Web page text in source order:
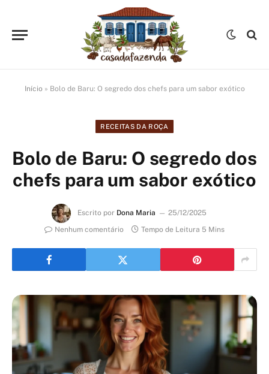
Início » Bolo de Baru: O segredo dos chefs para um sabor exótico
RECEITAS DA ROÇA
Bolo de Baru: O segredo dos
chefs para um sabor exótico
Escrito por Dona Maria
25/12/2025
Nenhum comentário
Tempo de Leitura 5 Mins